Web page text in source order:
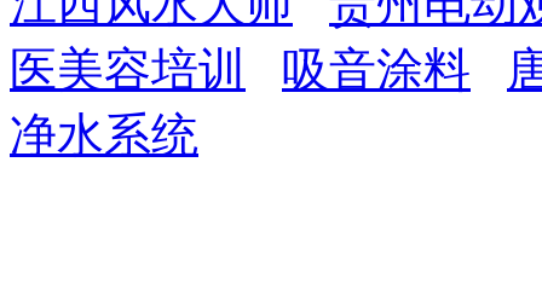
医美容培训
吸音涂料
净水系统